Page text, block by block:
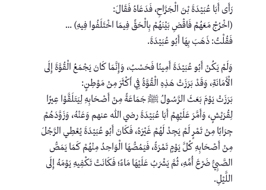
رَأَى أَبَا عُبَيْدَةَ بْنَ الْجَرَّاحِ، فَدَعَاهُ فَقَالَ:
(اخْرُجْ مَعَهُمْ فَاقْضِ بَيْنَهُمْ بِالْحَقِّ فِيمَا اخْتَلَفُوا فِيهِ) …
فَقُلْتُ: ذَهَبَ بِهَا أَبُو عُبَيْدَةَ.
وَلَمْ يَكُنْ أَبُو عُبَيْدَةَ أَمِينًا فَحَسْبُ، وَإِنَّمَا كَانَ يَجْمَعُ الْقُوَّةَ إِلَى
الْأَمَانَةِ، وَقَدْ بَرَزَتْ هَذِهِ الْقُوَّةُ فِي أَكْثَرَ مِنْ مَوْطِنٍ:
بَرَزَتْ يَوْمَ بَعَثَ الرَّسُولُ ﷺ جَمَاعَةً مِنْ أَصْحَابِهِ لِيَتَلَقَّوْا عِيرًا
لِقُرَيْشٍ، وَأَمَّرَ عَلَيْهِمْ أَبَا عُبَيْدَةَ رضي الله عنهم وَعَنْهُ، وَزَوَّدَهُمْ
جِرَابًا مِنْ تَمْرٍ لَمْ يَجِدْ لَهُمْ غَيْرَهُ، فَكَانَ أَبُو عُبَيْدَةَ يُعْطِي الرَّجُلَ
مِنْ أَصْحَابِهِ كُلَّ يَوْمٍ تَمْرَةً، فَيَمُصُّهَا الْوَاحِدُ مِنْهُمْ كَمَا يَمَصُّ
الصَّبِيُّ ضَرْعَ أُمِّهِ، ثُمَّ يَشْرَبُ عَلَيْهَا مَاءً؛ فَكَانَتْ تَكْفِيهِ يَوْمَهُ إِلَى
اللَّيْلِ.